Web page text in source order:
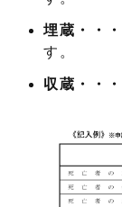
埋蔵・・・
す。
収蔵・・・